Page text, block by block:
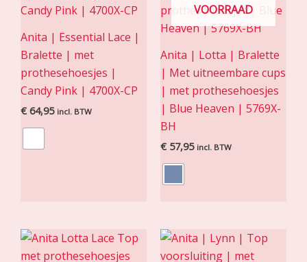
Anita | Essential Lace |
Bralette | met
prothesehoesjes |
Candy Pink | 4700X-CP
€ 64,95 incl. BTW
VOORRAAD
Anita | Lotta | Bralette
| Met uitneembare cups
| met prothesehoesjes
| Blue Heaven | 5769X-
BH
€ 57,95 incl. BTW